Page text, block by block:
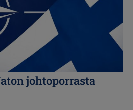
johtoporrasta